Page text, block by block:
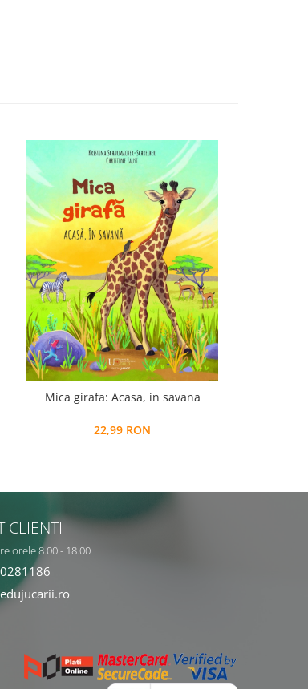
Mica girafa: Acasa, in savana
22,99 RON
CLIENTI
orele 8.00 - 18.00